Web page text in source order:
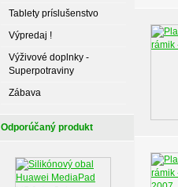
Tablety príslušenstvo
Výpredaj !
Výživové doplnky -
Superpotraviny
Zábava
Odporúčaný produkt